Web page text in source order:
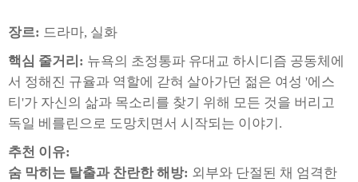
장르: 드라마, 실화
핵심 줄거리: 뉴욕의 초정통파 유대교 하시디즘 공동체에
서 정해진 규율과 역할에 갇혀 살아가던 젊은 여성 '에스
티'가 자신의 삶과 목소리를 찾기 위해 모든 것을 버리고
독일 베를린으로 도망치면서 시작되는 이야기.
추천 이유:
숨 막히는 탈출과 찬란한 해방: 외부와 단절된 채 엄격한